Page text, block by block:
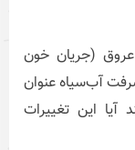
(جریان خون
آب‌سیاه عنوان
آیا این تغییرات